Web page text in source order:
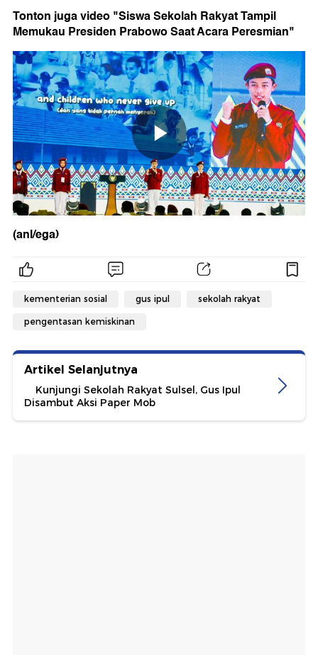
Tonton juga video "Siswa Sekolah Rakyat Tampil
Memukau Presiden Prabowo Saat Acara Peresmian"
(anl/ega)
kementerian sosial gus ipul sekolah rakyat
pengentasan kemiskinan
Artikel Selanjutnya
Kunjungi Sekolah Rakyat Sulsel, Gus Ipul
Disambut Aksi Paper Mob